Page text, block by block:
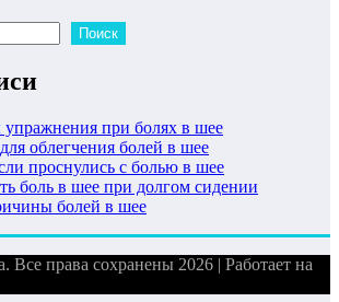
Поиск
при болях в шее
облегчения болей в шее
проснулись с болью в шее
боль в шее при долгом сидении
болей в шее
права сохранены 2026 | Работает на